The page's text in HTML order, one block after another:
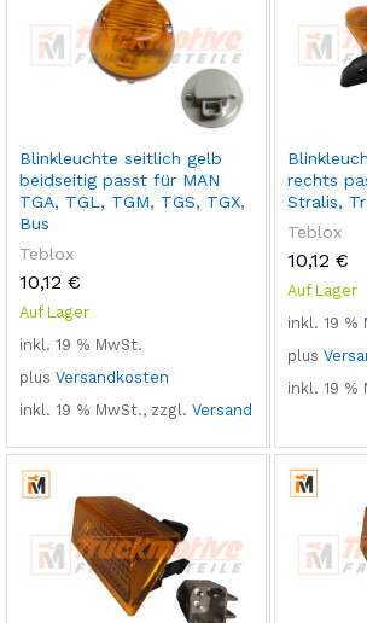
Blinkleuchte seitlich gelb
beidseitig passt für MAN
TGA, TGL, TGM, TGS, TGX,
Bus
Teblox
10,12 €
Auf Lager
inkl. 19 % MwSt.
plus Versandkosten
inkl. 19 % MwSt., zzgl. Versand
rechts
Stralis,
Teblox
10,12 €
Auf Lager
inkl. 19 %
plus
inkl. 19 %